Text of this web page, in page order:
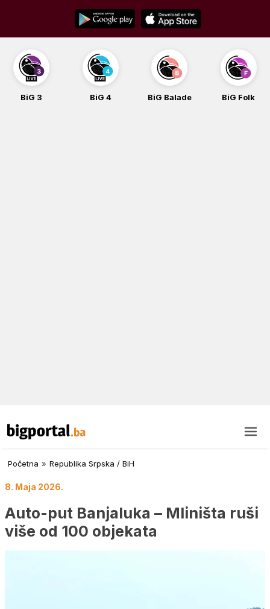
content
BiG 3 BiG 4 BiG Balade BiG Folk
Početna » Republika Srpska / BiH
8. Maja 2026.
Auto-put Banjaluka – Mliništa ruši
više od 100 objekata